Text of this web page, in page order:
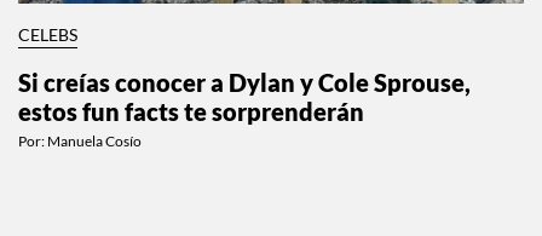
CELEBS
Si creías conocer a Dylan y Cole Sprouse,
estos fun facts te sorprenderán
Por: Manuela Cosío